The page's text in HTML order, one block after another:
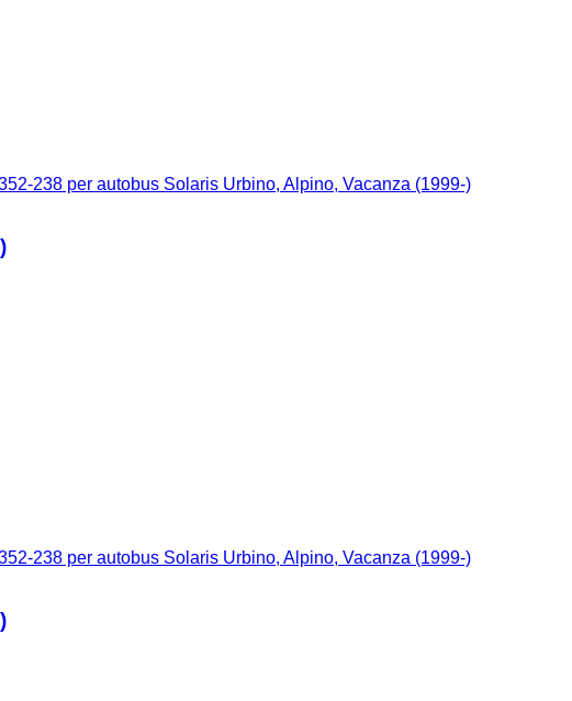
238 per autobus Solaris Urbino, Alpino, Vacanza (1999-)
238 per autobus Solaris Urbino, Alpino, Vacanza (1999-)